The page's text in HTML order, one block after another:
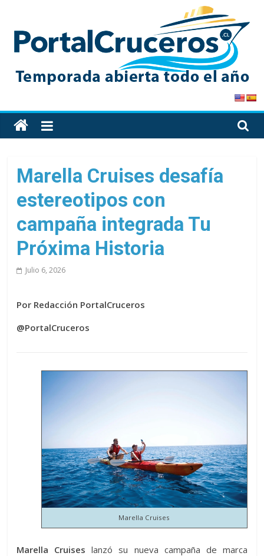
content
PortalCruceros
Toda
la
de
cruceros
en
solo
sitio
Marella Cruises desafía
estereotipos con
campaña integrada Tu
Próxima Historia
Julio 6, 2026
Por Redacción PortalCruceros
@PortalCruceros
Marella Cruises
Marella Cruises lanzó su nueva campaña de marca